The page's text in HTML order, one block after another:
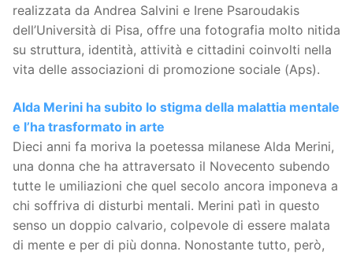
realizzata da Andrea Salvini e Irene Psaroudakis
dell’Università di Pisa, offre una fotografia molto nitida
su struttura, identità, attività e cittadini coinvolti nella
vita delle associazioni di promozione sociale (Aps).
Alda Merini ha subito lo stigma della malattia mentale
e l’ha trasformato in arte
Dieci anni fa moriva la poetessa milanese Alda Merini,
una donna che ha attraversato il Novecento subendo
tutte le umiliazioni che quel secolo ancora imponeva a
chi soffriva di disturbi mentali. Merini patì in questo
senso un doppio calvario, colpevole di essere malata
di mente e per di più donna. Nonostante tutto, però,